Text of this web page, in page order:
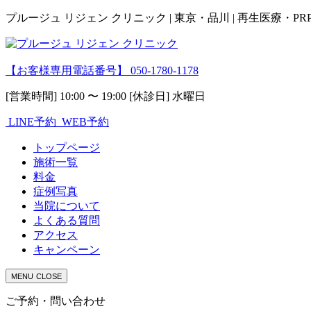
プルージュ リジェン クリニック | 東京・品川 | 再生医療・
【お客様専用電話番号】 050-1780-1178
[営業時間] 10:00 〜 19:00 [休診日] 水曜日
LINE予約 WEB予約
トップページ
施術一覧
料金
症例写真
当院について
よくある質問
アクセス
キャンペーン
MENU CLOSE
ご予約・問い合わせ